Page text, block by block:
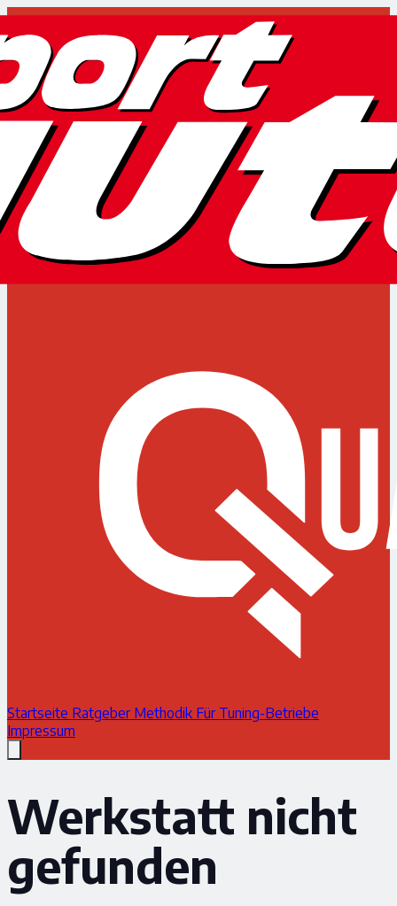
Startseite Ratgeber Methodik Für Tuning-Betriebe
Impressum
Werkstatt nicht
gefunden